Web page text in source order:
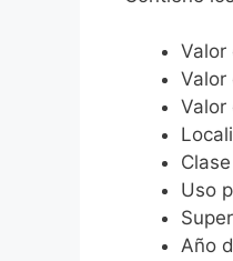
Valor
Valor
Valor
Clase
Uso
Año